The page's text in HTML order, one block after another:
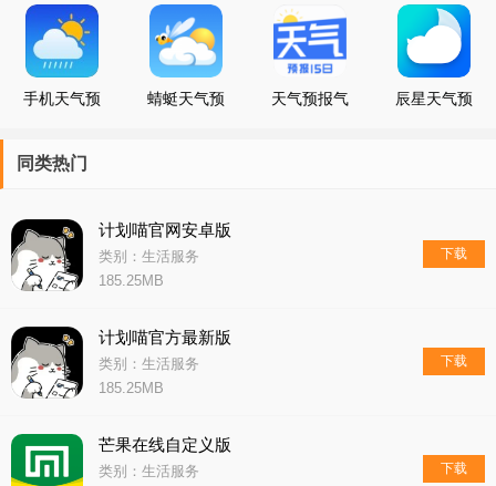
手机天气预
蜻蜓天气预
天气预报气
辰星天气预
同类热门
计划喵官网安卓版
类别：生活服务
185.25MB
下载
计划喵官方最新版
类别：生活服务
185.25MB
下载
芒果在线自定义版
类别：生活服务
下载